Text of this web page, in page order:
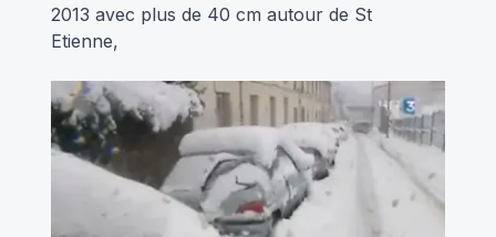
2013 avec plus de 40 cm autour de St
Etienne,